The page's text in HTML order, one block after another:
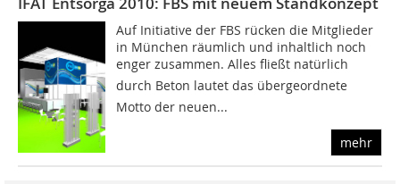
Auf Initiative der FBS rücken die Mitglieder
in München räumlich und inhaltlich noch
enger zusammen. Alles fließt natürlich
durch Beton lautet das übergeordnete
Motto der neuen...
mehr